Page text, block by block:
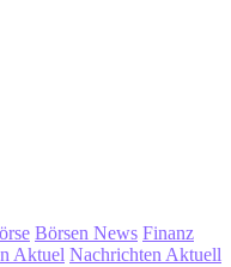
Börsen News Finanz
Aktuel Nachrichten Aktuell